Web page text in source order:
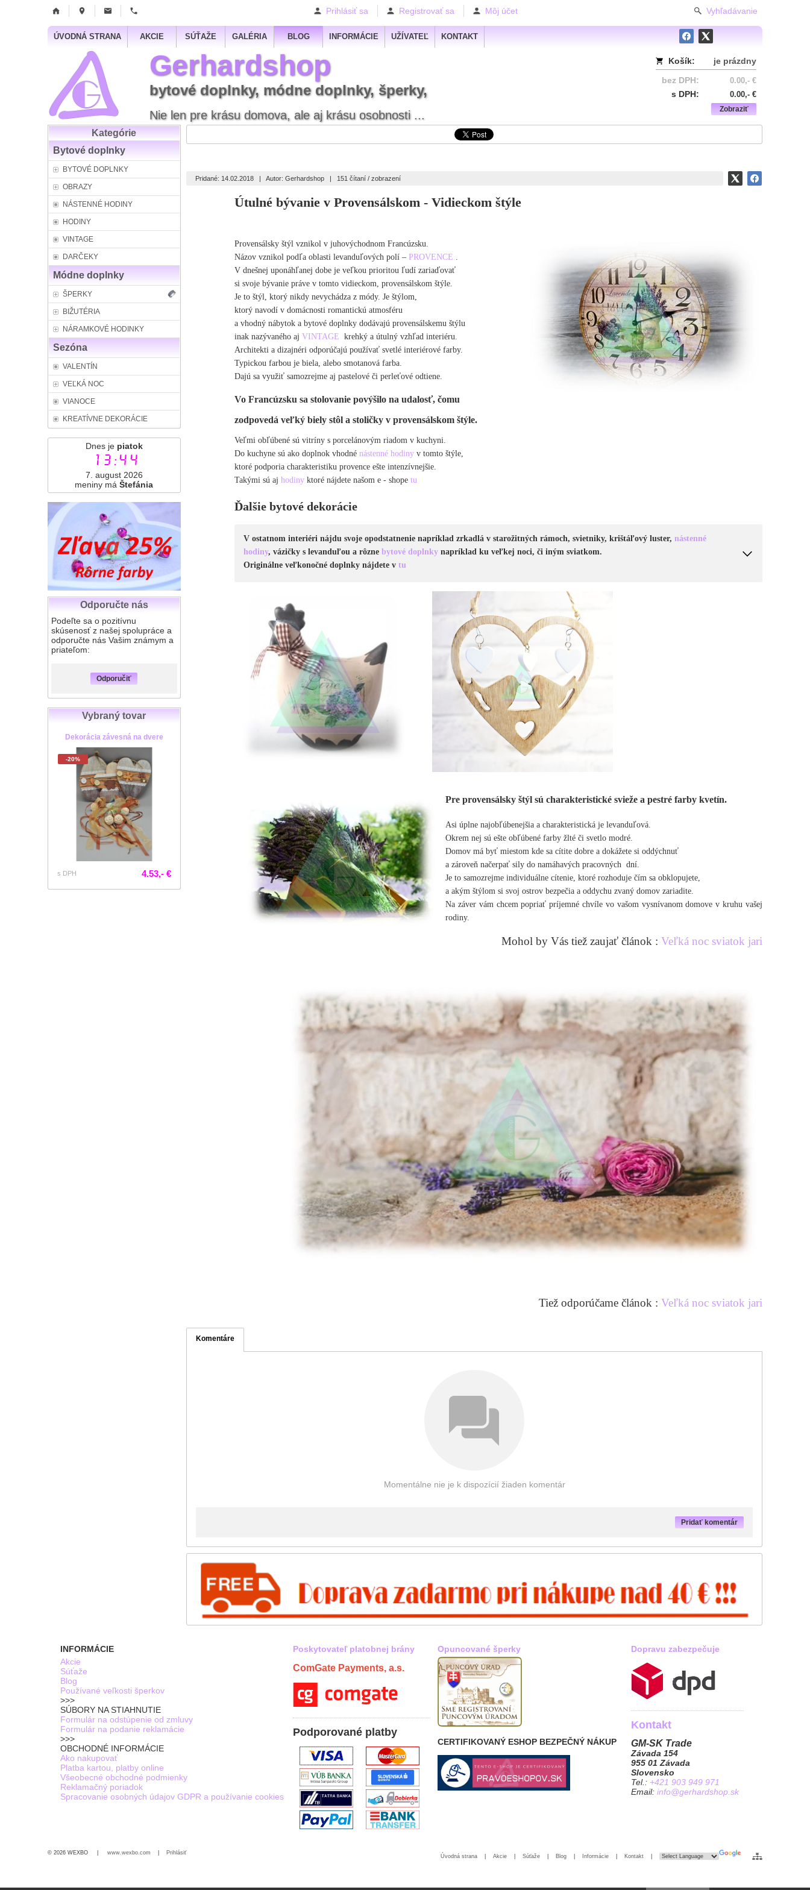
Prihlásiť sa Registrovať sa Môj účet Vyhľadávanie
ÚVODNÁ STRANA AKCIE SÚŤAŽE GALÉRIA BLOG INFORMÁCIE UŽÍVATEĽ KONTAKT
Košík:
je prázdny
bez DPH:
0.00,- €
s DPH: 0.00,- €
Zobraziť
Gerhardshop
bytové doplnky, módne doplnky, šperky,
Nie len pre krásu domova, ale aj krásu osobnosti ...
Kategórie
Bytové doplnky
BYTOVÉ DOPLNKY
OBRAZY
NÁSTENNÉ HODINY
HODINY
VINTAGE
DARČEKY
Módne doplnky
ŠPERKY
BIŽUTÉRIA
NÁRAMKOVÉ HODINKY
Sezóna
VALENTÍN
VEĽKÁ NOC
VIANOCE
KREATÍVNE DEKORÁCIE
Dnes je piatok
13:44
7. august 2026
meniny máŠtefánia
Odporučte nás
Podeľte sa o pozitívnu
skúsenosť z našej spolupráce a
odporučte nás Vašim známym a
priateľom:
Odporučiť
Vybraný tovar
Dekorácia závesná na dvere
-20%
s DPH 4.53,- €
Pridané: 14.02.2018 |Autor: Gerhardshop | 151 čítaní / zobrazení
Útulné bývanie v Provensálskom - Vidieckom štýle
Provensálsky štýl vznikol v juhovýchodnom Francúzsku.
Názov vznikol podľa oblasti levanduľových polí –PROVENCE
V dnešnej uponáhľanej dobe je veľkou prioritou ľudí zariaďovať
si svoje bývanie práve v tomto vidieckom, provensálskom štýle.
Je to štýl, ktorý nikdy nevychádza z módy. Je štýlom,
ktorý navodí v domácnosti romantickú atmosféru
a vhodný nábytok a bytové doplnky dodávajú provensálskemu štýlu
inak nazývaného ajVINTAGE krehký a útulný vzhľad interiéru.
Architekti a dizajnéri odporúčajú používať svetlé interiérové farby.
Typickou farbou je biela, alebo smotanová farba.
Dajú sa využiť samozrejme aj pastelové či perleťové odtiene.
Vo Francúzsku sa stolovanie povýšilo na udalosť,čomu
zodpovedáveľký biely stôl a stoličky v provensálskom štýle.
Veľmi obľúbené sú vitríny s porcelánovým riadom v kuchyni.
Do kuchyne sú ako doplnok vhodnénástenné hodiny v tomto štýle,
ktoré podporia charakteristiku provence ešte intenzívnejšie.
Takými sú ajhodiny ktoré nájdete našom e - shopetu
Ďalšie bytové dekorácie
V ostatnom interiéri nájdu svoje opodstatnenie napríklad zrkadlá v starožitných rámoch, svietniky, krištáľový luster,nástenné
hodiny, vázičky s levanduľou a rôznebytové doplnky napríklad ku veľkej noci, či iným sviatkom.
Originálne veľkonočné doplnky nájdete vtu
Pre provensálsky štýl sú charakteristické svieže a pestré farby kvetín.
Asi úplne najobľúbenejšia a charakteristická je levanduľová.
Okrem nej sú ešte obľúbené farby žlté či svetlo modré.
Domov má byť miestom kde sa cítite dobre a dokážete si oddýchnuť
a zároveň načerpať sily do namáhavých pracovných dní.
Je to samozrejme individuálne cítenie, ktoré rozhoduje čím sa obklopujete,
a akým štýlom si svoj ostrov bezpečia a oddychu zvaný domov zariadite.
Na záver vám chcem popriať príjemné chvíle vo vašom vysnívanom domove v kruhu vašej
rodiny.
Mohol by Vás tiež zaujať článok : Veľká noc sviatok jari
Tiež odporúčame článok : Veľká noc sviatok jari
Komentáre
Momentálne nie je k dispozícií žiaden komentár
Pridať komentár
INFORMÁCIE
Akcie
Súťaže
Blog
Používané veľkosti šperkov
>>>
SÚBORY NA STIAHNUTIE
Formulár na odstúpenie od zmluvy
Formulár na podanie reklamácie
>>>
OBCHODNÉ INFORMÁCIE
Ako nakupovať
Platba kartou, platby online
Všeobecné obchodné podmienky
Reklamačný poriadok
Spracovanie osobných údajov GDPR a používanie cookies
Poskytovateľ platobnej brány
ComGate Payments, a.s.
Podporované platby
Opuncované šperky
CERTIFIKOVANÝ ESHOP BEZPEČNÝ NÁKUP
Dopravu zabezpečuje
Kontakt
GM-SK Trade
Závada 154
955 01 Závada
Slovensko
Tel.: +421 903 949 971
Email: info@gerhardshop.sk
© 2026 WEXBO | www.wexbo.com Prihlásiť
Úvodná strana Akcie Súťaže Blog Informácie Kontakt